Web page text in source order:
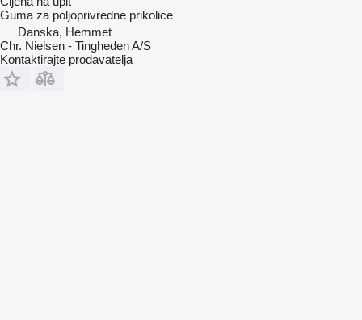
Guma za poljoprivredne prikolice
Danska, Hemmet
Chr. Nielsen - Tingheden A/S
Kontaktirajte prodavatelja